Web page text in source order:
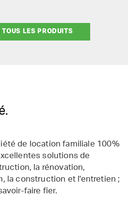
TOUS LES PRODUITS
de location familiale 100%
solutions de
la rénovation,
la construction et l'entretien ;
faire fier.